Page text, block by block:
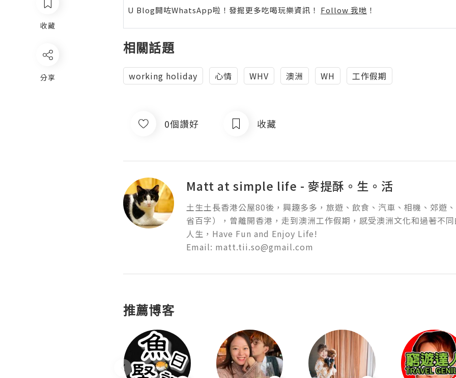
收藏
分享
U Blog開咗WhatsApp啦！發掘更多吃喝玩樂資訊！ Follow 我哋 ！
相關話題
working holiday 心情 WHV 澳洲 WH 工作假期
0個讚好 收藏
Matt at simple life - 麥提酥。生。活
土生土長香港公屋80後，興趣多多，旅遊、飲食、汽車、相機、郊遊
省百字），曾離開香港，走到澳洲工作假期，感受澳洲文化和過著不
人生，Have Fun and Enjoy Life!
Email: matt.tii.so@gmail.com
推薦博客